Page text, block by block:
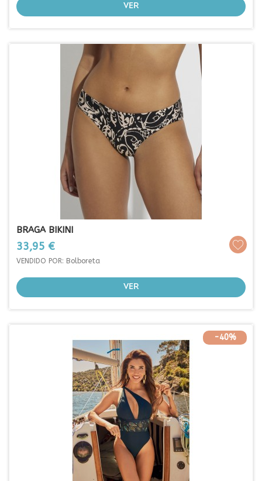
VER
BRAGA BIKINI
Prezo
33,95 €
VENDIDO POR: Bolboreta
VER
-40%